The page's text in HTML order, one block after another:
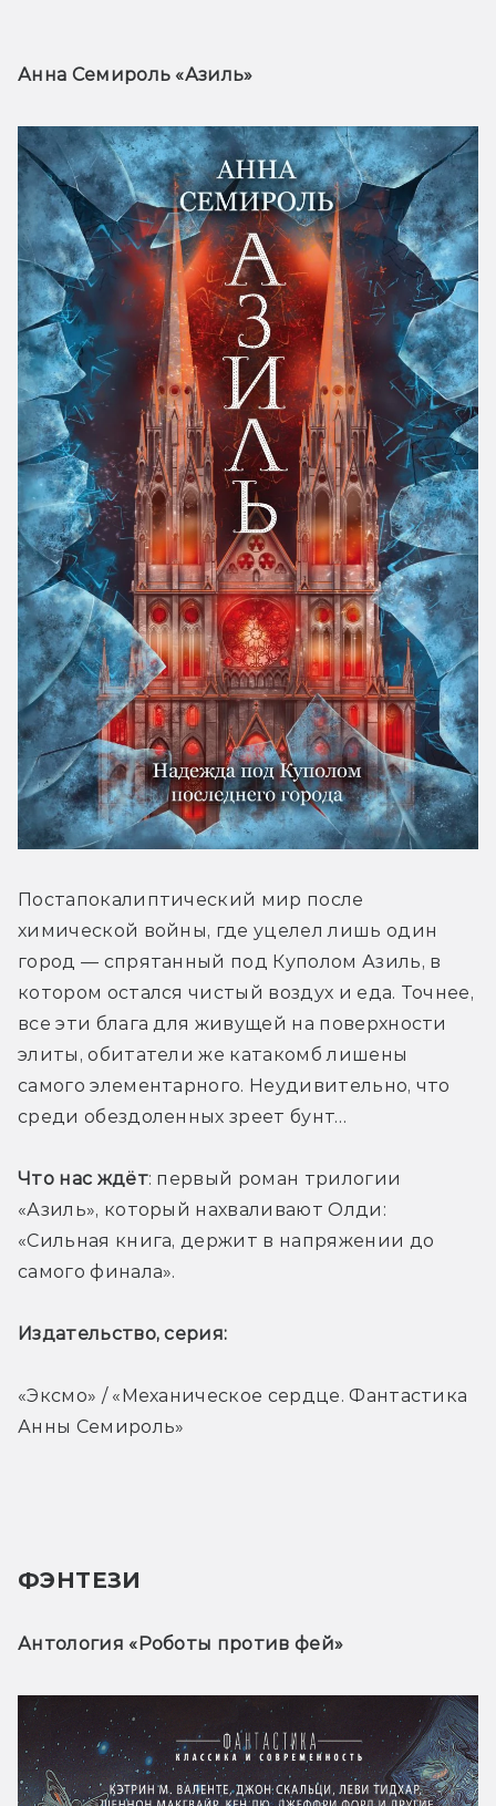
Анна Семироль «Азиль»
Постапокалиптический мир после
химической войны, где уцелел лишь один
город — спрятанный под Куполом Азиль, в
котором остался чистый воздух и еда. Точнее,
все эти блага для живущей на поверхности
элиты, обитатели же катакомб лишены
самого элементарного. Неудивительно, что
среди обездоленных зреет бунт…
Что нас ждёт: первый роман трилогии
«Азиль», который нахваливают Олди:
«Сильная книга, держит в напряжении до
самого финала».
Издательство, серия:
«Эксмо» / «Механическое сердце. Фантастика
Анны Семироль»
ФЭНТЕЗИ
Антология «Роботы против фей»